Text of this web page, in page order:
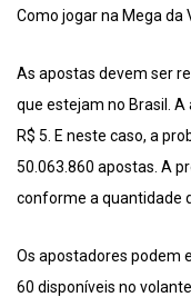
Como jogar na Mega da
As apostas devem ser
que estejam no Brasil.
R$ 5. E neste caso, a
50.063.860 apostas. A
conforme a quantidade
Os apostadores podem
60 disponíveis no